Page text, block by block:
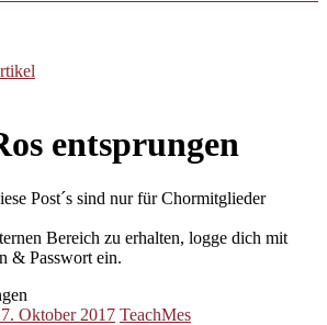
entsprungen
Post´s sind nur für Chormitglieder
Bereich zu erhalten, logge dich mit
& Passwort ein.
Oktober 2017 TeachMes